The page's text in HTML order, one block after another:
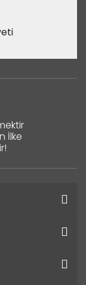
İlke